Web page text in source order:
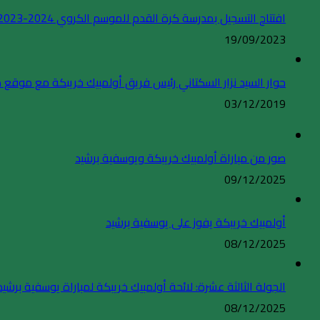
افتتاح التسجيل بمدرسة كرة القدم للموسم الكروي 2024-2023
19/09/2023
حوار السيد نزار السكتاني رئيس فريق أولمبيك خريبكة مع
03/12/2019
صور من مباراة أولمبيك خريبكة ويوسفية برشيد
09/12/2025
أولمبيك خريبكة يفوز على يوسفية برشيد
08/12/2025
الجولة الثالثة عشرة: لائحة أولمبيك خريبكة لمباراة يوسفية
08/12/2025